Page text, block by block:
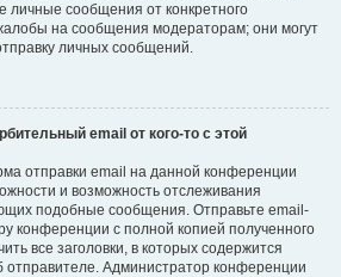
личные сообщения от конкретного
на сообщения модераторам; они могут
личных сообщений.
email от кого-то с этой
отправки email на данной конференции
и возможность отслеживания
подобные сообщения. Отправьте email-
конференции с полной копией полученного
все заголовки, в которых содержится
Администратор конференции